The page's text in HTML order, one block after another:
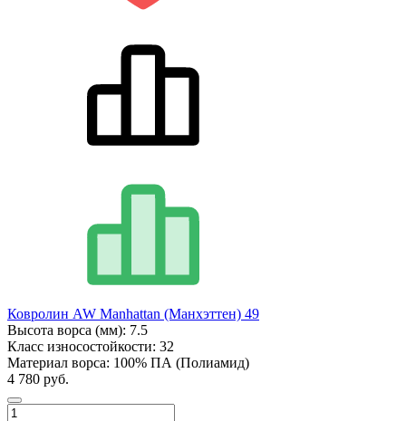
Ковролин AW Manhattan (Манхэттен) 49
Высота ворса (мм): 7.5
Класс износостойкости: 32
Материал ворса: 100% ПА (Полиамид)
4 780 руб.